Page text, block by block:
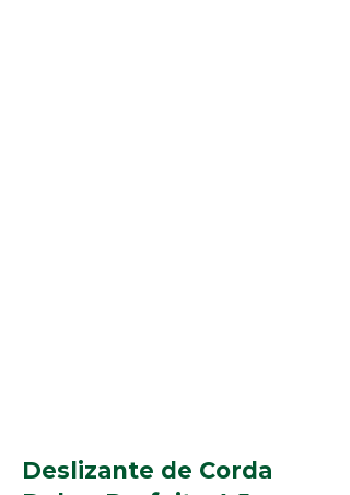
Deslizante de Corda